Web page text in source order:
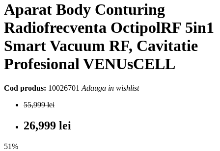
Aparat Body Conturing
Radiofrecventa OctipolRF 5in1
Smart Vacuum RF, Cavitatie
Profesional VENUsCELL
Cod produs: 10026701 Adauga in wishlist
55,999 lei
26,999 lei
51%